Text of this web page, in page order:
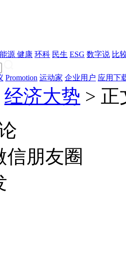
能源 健康 环科 民生 ESG 数字说 比
Promotion 运动家 企业用户 应用下
经济大势 > 正
信朋友圈